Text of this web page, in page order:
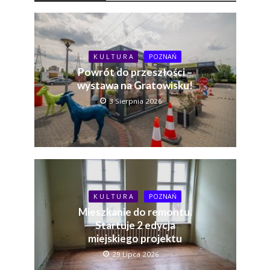
K U L T U R A POZNAŃ
Powrót do przeszłości –
wystawa na Gratowisku!
3 Sierpnia 2026
K U L T U R A POZNAŃ
Mieszkanie do remontu.
Startuje 2 edycja
miejskiego projektu
29 Lipca 2026